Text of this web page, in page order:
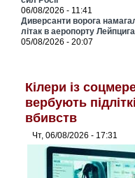
06/08/2026 - 11:41
Диверсанти ворога
літак в аеропорту Лейпцига
05/08/2026 - 20:07
Кілери із
вербують
вбивств
Чт, 06/08/2026 - 17:31